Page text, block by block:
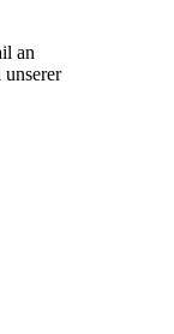
an